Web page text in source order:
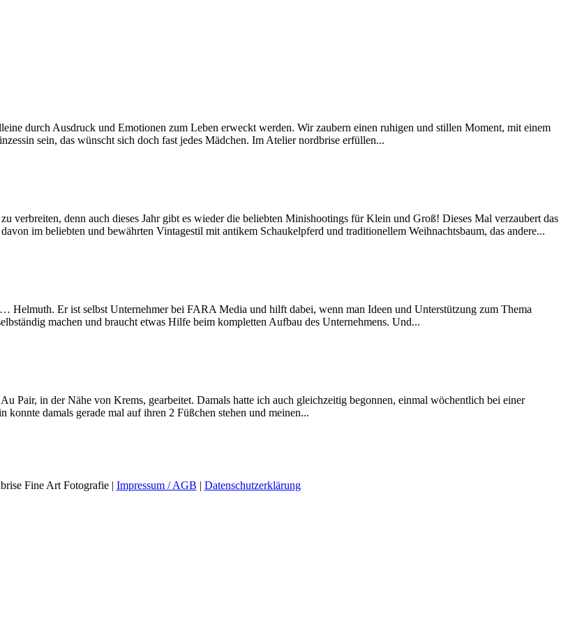
durch Ausdruck und Emotionen zum Leben erweckt werden. Wir zaubern einen ruhigen und stillen Moment, mit einem
sein, das wünscht sich doch fast jedes Mädchen. Im Atelier nordbrise erfüllen...
verbreiten, denn auch dieses Jahr gibt es wieder die beliebten Minishootings für Klein und Groß! Dieses Mal verzaubert das
im beliebten und bewährten Vintagestil mit antikem Schaukelpferd und traditionellem Weihnachtsbaum, das andere...
Helmuth. Er ist selbst Unternehmer bei FARA Media und hilft dabei, wenn man Ideen und Unterstützung zum Thema
machen und braucht etwas Hilfe beim kompletten Aufbau des Unternehmens. Und...
Pair, in der Nähe von Krems, gearbeitet. Damals hatte ich auch gleichzeitig begonnen, einmal wöchentlich bei einer
damals gerade mal auf ihren 2 Füßchen stehen und meinen...
Fine Art Fotografie | Impressum / AGB | Datenschutzerklärung